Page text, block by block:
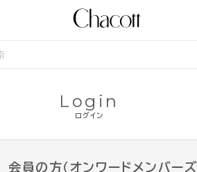
ログイン
Login
会員の方（オンワードメンバーズ